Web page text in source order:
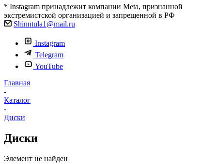
* Instagram принадлежит компании Meta, признанной
экстремистской организацией и запрещенной в РФ
Shinntula1@mail.ru
Instagram
Telegram
YouTube
Главная
-
Каталог
-
Диски
Диски
Элемент не найден